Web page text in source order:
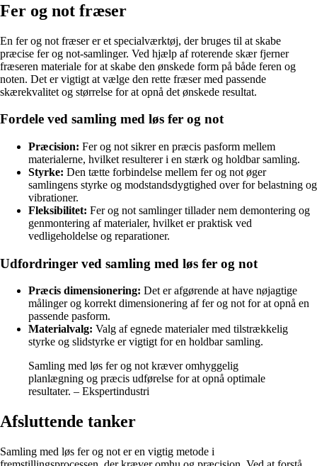
Fer og not fræser
En fer og not fræser er et specialværktøj, der bruges til at skabe
præcise fer og not-samlinger. Ved hjælp af roterende skær fjerner
fræseren materiale for at skabe den ønskede form på både feren og
noten. Det er vigtigt at vælge den rette fræser med passende
skærekvalitet og størrelse for at opnå det ønskede resultat.
Fordele ved samling med løs fer og not
Præcision: Fer og not sikrer en præcis pasform mellem
materialerne, hvilket resulterer i en stærk og holdbar samling.
Styrke: Den tætte forbindelse mellem fer og not øger
samlingens styrke og modstandsdygtighed over for belastning og
vibrationer.
Fleksibilitet: Fer og not samlinger tillader nem demontering og
genmontering af materialer, hvilket er praktisk ved
vedligeholdelse og reparationer.
Udfordringer ved samling med løs fer og not
Præcis dimensionering: Det er afgørende at have nøjagtige
målinger og korrekt dimensionering af fer og not for at opnå en
passende pasform.
Materialvalg: Valg af egnede materialer med tilstrækkelig
styrke og slidstyrke er vigtigt for en holdbar samling.
Samling med løs fer og not kræver omhyggelig
planlægning og præcis udførelse for at opnå optimale
resultater. – Ekspertindustri
Afsluttende tanker
Samling med løs fer og not er en vigtig metode i